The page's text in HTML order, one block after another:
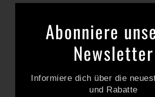
Abonniere
Newsletter
Informiere dich über die
und Rabatte